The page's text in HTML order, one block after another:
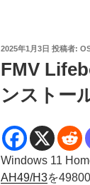
投
日:
2025年1月3日 投稿者:
FMV
ンストー
Windows 11
AH49/H3を